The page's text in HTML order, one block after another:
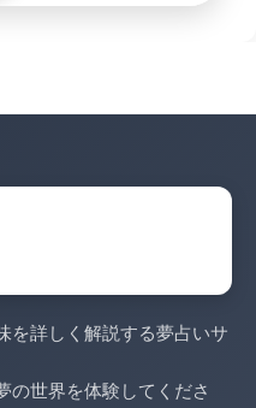
を詳しく解説する夢占いサ
の世界を体験してくださ